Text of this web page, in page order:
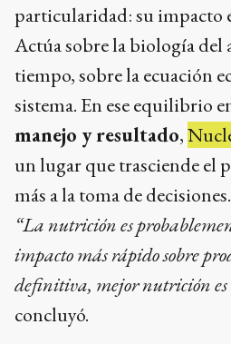
particularidad: su impacto
Actúa sobre la biología del
tiempo, sobre la ecuación
sistema. En ese equilibrio
manejo y resultado,
un lugar que trasciende el
más a la toma de decisiones.
“La nutrición es
impacto más rápido sobre
definitiva, mejor nutrición es
concluyó.